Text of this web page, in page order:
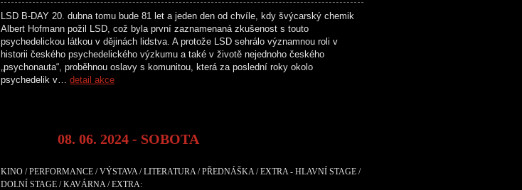
LSD B-DAY 20. dubna tomu bude 81 let a jeden den od chvíle, kdy švýcarský chemik
Albert Hofmann požil LSD, což byla první zaznamenaná zkušenost s touto
psychedelickou látkou v dějinách lidstva. A protože LSD sehrálo významnou roli v
historii českého psychedelického výzkumu a také v životě nejednoho českého
„psychonauta“, proběhnou oslavy s komunitou, která za poslední roky okolo
psychedelik v… detail akce
08. 06. 2024 - SOBOTA
KINO / PERFORMANCE / VÝSTAVA / LITERATURA / PŘEDNÁŠKA / EXTRA - HLAVNÍ STAGE /
DOLNÍ STAGE / KAVÁRNA / EXTRA: